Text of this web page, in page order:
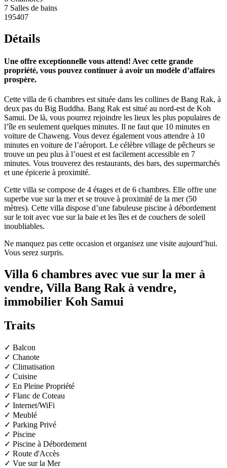
7 Salles de bains
195407
Détails
Une offre exceptionnelle vous attend! Avec cette grande
propriété, vous pouvez continuer à avoir un modèle d’affaires
prospère.
Cette villa de 6 chambres est située dans les collines de Bang Rak, à
deux pas du Big Buddha. Bang Rak est situé au nord-est de Koh
Samui. De là, vous pourrez rejoindre les lieux les plus populaires de
l’île en seulement quelques minutes. Il ne faut que 10 minutes en
voiture de Chaweng. Vous devez également vous attendre à 10
minutes en voiture de l’aéroport. Le célèbre village de pêcheurs se
trouve un peu plus à l’ouest et est facilement accessible en 7
minutes. Vous trouverez des restaurants, des bars, des supermarchés
et une épicerie à proximité.
Cette villa se compose de 4 étages et de 6 chambres. Elle offre une
superbe vue sur la mer et se trouve à proximité de la mer (50
mètres). Cette villa dispose d’une fabuleuse piscine à débordement
sur le toit avec vue sur la baie et les îles et de couchers de soleil
inoubliables.
Ne manquez pas cette occasion et organisez une visite aujourd’hui.
Vous serez surpris.
Villa 6 chambres avec vue sur la mer à
vendre, Villa Bang Rak à vendre,
immobilier Koh Samui
Traits
✓ Balcon
✓ Chanote
✓ Climatisation
✓ Cuisine
✓ En Pleine Propriété
✓ Flanc de Coteau
✓ Internet/WiFi
✓ Meublé
✓ Parking Privé
✓ Piscine
✓ Piscine à Débordement
✓ Route d'Accès
✓ Vue sur la Mer